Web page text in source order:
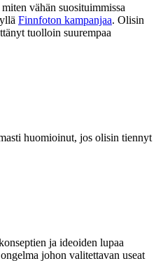
vähän suosituimmissa
Finnfoton kampanjaa. Olisin
tuolloin suurempaa
huomioinut, jos olisin tiennyt
ja ideoiden lupaa
johon valitettavan useat